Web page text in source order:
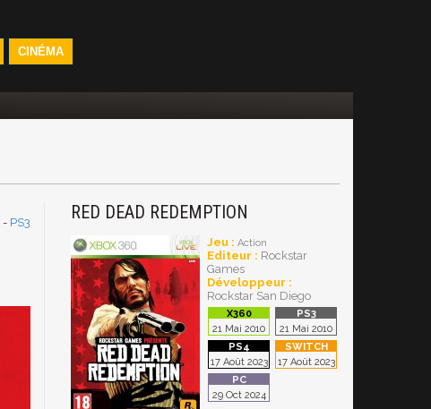
CINÉMA
- PS3 RED DEAD REDEMPTION
Jeu : Action
Editeur : Rockstar
Games
Développeur :
Rockstar San Diego
21 Mai 2010 21 Mai 2010
17 Août 2023 17 Août 2023
29 Oct 2024